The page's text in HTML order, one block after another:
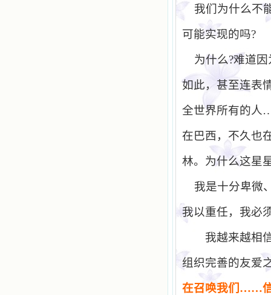
我们为什么不
可能实现的吗?
为什么?难道
如此，甚至连表
全世界所有的人
在巴西，不久也
林。为什么这星
我是十分卑微
我以重任，我必
我越来越相
组织完善的友爱
在召唤我们……信